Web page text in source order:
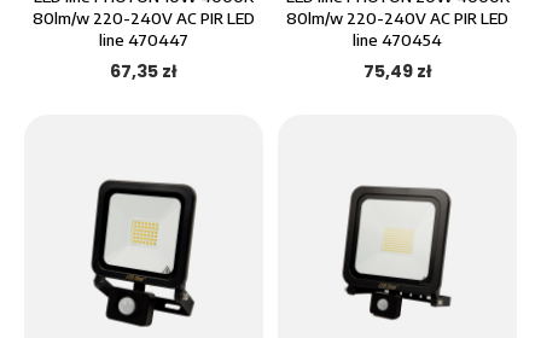
80lm/w 220-240V AC PIR LED
line 470447
67,35 zł
80lm/w 220-240V AC PIR LED
line 470454
75,49 zł